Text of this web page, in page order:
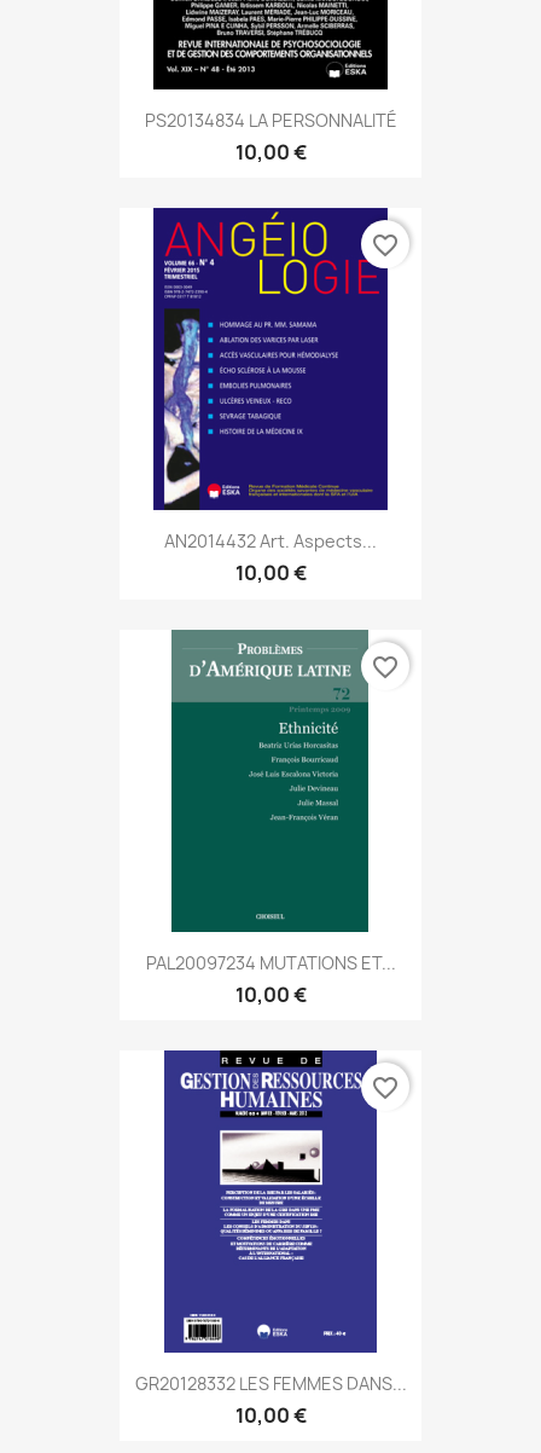
PS20134834 LA PERSONNALITÉ
10,00 €
AN2014432 Art. Aspects...
10,00 €
favorite_border
PAL20097234 MUTATIONS ET...
10,00 €
favorite_border
GR20128332 LES FEMMES DANS...
10,00 €
favorite_border